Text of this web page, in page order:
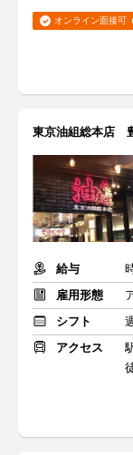
オンライン面接可
東京油組総本店
給与
雇用形態
シフト
アクセス